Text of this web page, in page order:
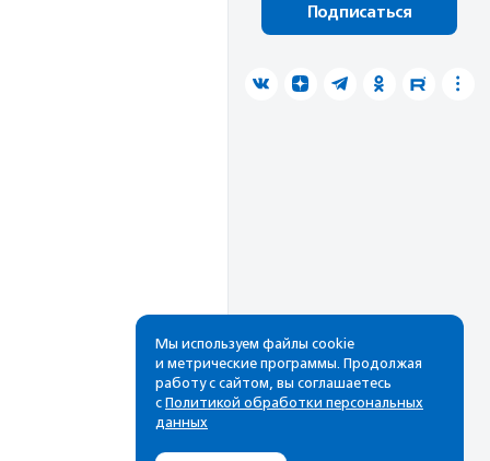
Подписаться
Мы используем файлы cookie
и метрические программы. Продолжая
работу с сайтом, вы соглашаетесь
с Политикой обработки персональных
данных